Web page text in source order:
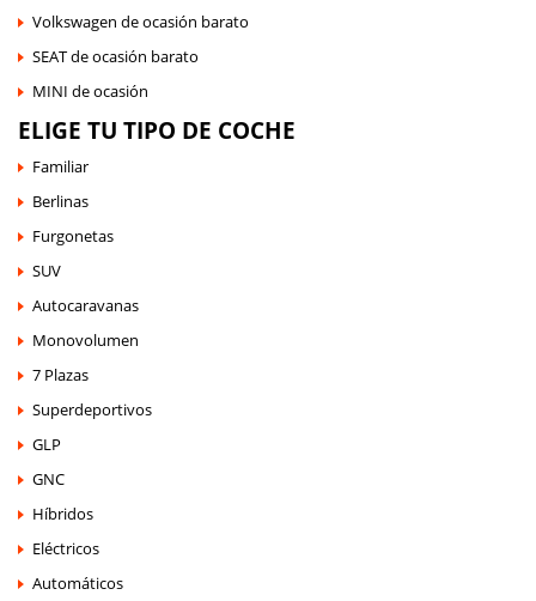
Volkswagen de ocasión barato
SEAT de ocasión barato
MINI de ocasión
ELIGE TU TIPO DE COCHE
Familiar
Berlinas
Furgonetas
SUV
Autocaravanas
Monovolumen
7 Plazas
Superdeportivos
GLP
GNC
Híbridos
Eléctricos
Automáticos